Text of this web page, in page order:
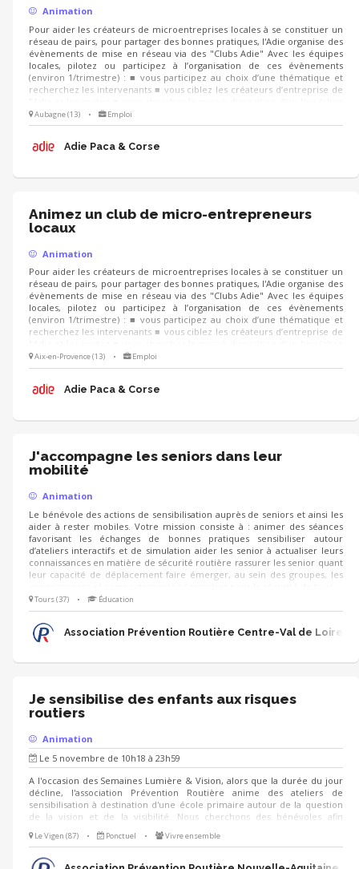
Animation
Pour aider les créateurs de microentreprises locales à se constituer un
réseau de pairs, pour partager des bonnes pratiques, l'Adie organise des
évènements de mise en réseau via des "Clubs Adie" Avec les équipes
locales, pilotez ou participez à l’organisation de ces évènements
(environ 1/trimestre) : ■ vous participez au choix d’une thématique et
recherchez les intervenants ■ vous ciblez les créateurs d’entreprise de
un partenaire, un client...) et préparez la logistique LE JOUR J, vous
pouvez co-animer les échanges, recueillir la satisfaction et les attentes
Aubagne (13) • Emploi
Adie Paca & Corse
Animez un club de micro-entrepreneurs
locaux
Animation
Pour aider les créateurs de microentreprises locales à se constituer un
réseau de pairs, pour partager des bonnes pratiques, l'Adie organise des
évènements de mise en réseau via des "Clubs Adie" Avec les équipes
locales, pilotez ou participez à l’organisation de ces évènements
(environ 1/trimestre) : ■ vous participez au choix d’une thématique et
recherchez les intervenants ■ vous ciblez les créateurs d’entreprise de
un partenaire, un client...) et préparez la logistique LE JOUR J, vous
pouvez co-animer les échanges, recueillir la satisfaction et les attentes
Aix-en-Provence (13) • Emploi
Adie Paca & Corse
J'accompagne les seniors dans leur
mobilité
Animation
Le bénévole des actions de sensibilisation auprès de seniors et ainsi les
aider à rester mobiles. Votre mission consiste à : animer des séances
favorisant les échanges de bonnes pratiques sensibiliser autour
d’ateliers interactifs et de simulation aider les senior à actualiser leurs
connaissances en matière de sécurité routière rassurer les senior quant
leur capacité de déplacement faire émerger, au sein des groupes, les
Tours (37) • Éducation
Association Prévention Routière Centre-Val de Loire
Je sensibilise des enfants aux risques
routiers
Animation
Le 5 novembre de 10h18 à 23h59
A l'occasion des Semaines Lumière & Vision, alors que la durée du jour
décline, l'association Prévention Routière anime des ateliers de
sensibilisation à destination d'une école primaire autour de la question
de la vision et de la visibilité. Nous cherchons des bénévoles afin
jeux de cherche et trouve - jeux de cartes - ... Nous serons ravis de vous
Le Vigen (87) • Ponctuel • Vivre ensemble